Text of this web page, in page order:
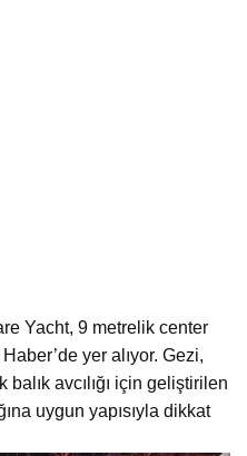
Yacht, 9 metrelik center
yer alıyor. Gezi,
avcılığı için geliştirilen
uygun yapısıyla dikkat